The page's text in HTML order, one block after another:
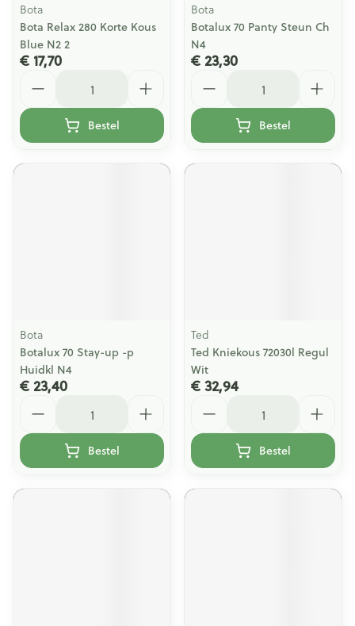
Bota
Bota Relax 280 Korte Kous
Blue N2 2
€ 17,70
Bestel
Bota
Botalux 70 Panty Steun Ch
N4
€ 23,30
Bestel
Bota
Botalux 70 Stay-up -p
Huidkl N4
€ 23,40
Bestel
Ted
Ted Kniekous 72030l Regul
Wit
€ 32,94
Bestel